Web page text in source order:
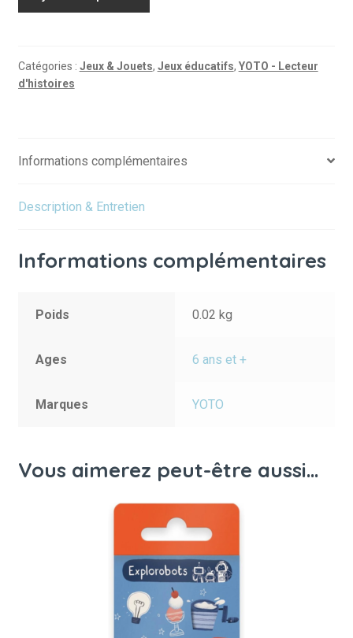
petites
bêtes
mouche
autres
Catégories : Jeux & Jouets, Jeux éducatifs, YOTO - Lecteur
d'histoires
Informations complémentaires
Description & Entretien
Informations complémentaires
Poids 0.02 kg
Ages 6 ans et +
Marques YOTO
Vous aimerez peut-être aussi…